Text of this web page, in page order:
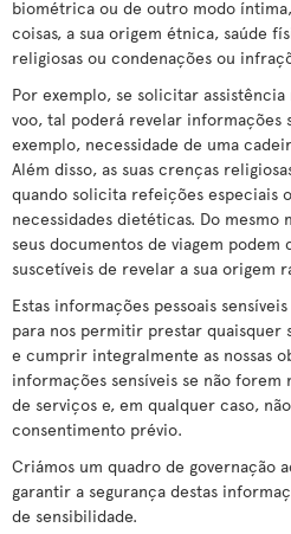
biométrica ou de outro modo
coisas, a sua origem étnica, saúde
religiosas ou condenações ou
Por exemplo, se solicitar
voo, tal poderá revelar informações
exemplo, necessidade de uma
Além disso, as suas crenças
quando solicita refeições especiais
necessidades dietéticas. Do mesmo
seus documentos de viagem
suscetíveis de revelar a sua origem
Estas informações pessoais
para nos permitir prestar quaisquer
e cumprir integralmente as nossas
informações sensíveis se não forem
de serviços e, em qualquer caso,
consentimento prévio.
Criámos um quadro de governação
garantir a segurança destas
de sensibilidade.